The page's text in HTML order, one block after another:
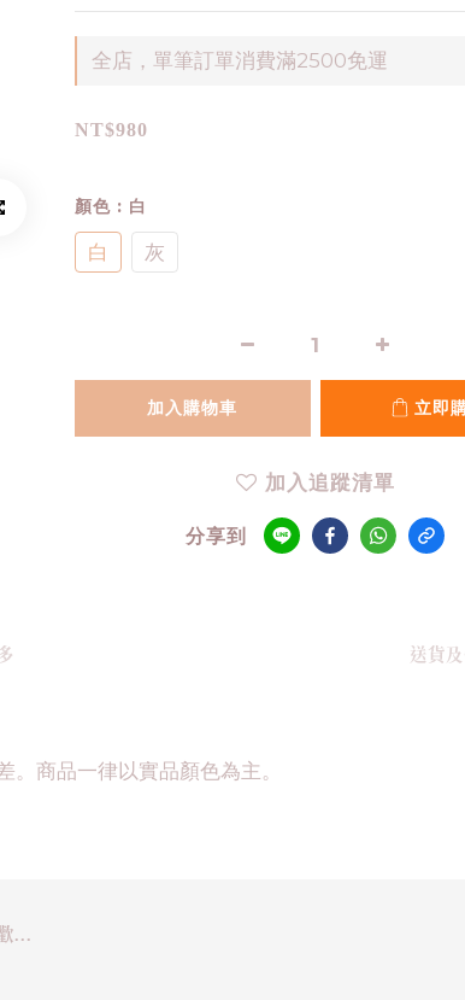
全店，單筆訂單消費滿2500免運
NT$980
顏色 : 白
白 灰
加入購物車 立即
加入追蹤清單
分享到
送貨
商品一律以實品顏色為主。
...